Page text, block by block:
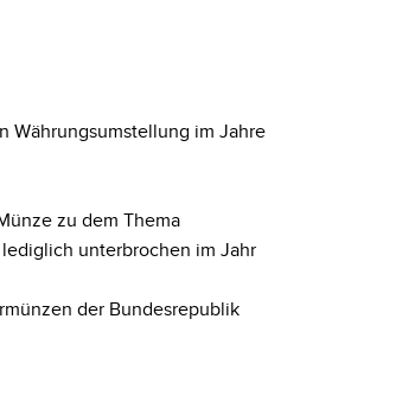
Währungsumstellung im Jahre
zu dem Thema
unterbrochen im Jahr
der Bundesrepublik